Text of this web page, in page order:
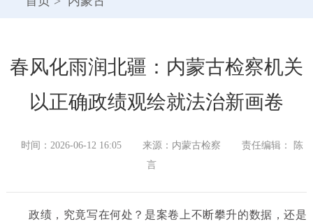
春风化雨润北疆：内蒙古检察机关
以正确政绩观绘就法治新画卷
时间：2026-06-12 16:05 来源：内蒙古检察
责任编辑： 陈
言
政绩，究竟写在何处？是案卷上不断攀升的数据，还是